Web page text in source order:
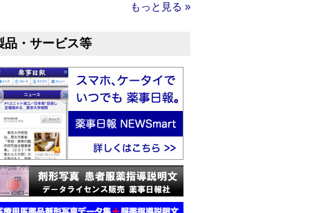
もっと見る »
品・サービス等